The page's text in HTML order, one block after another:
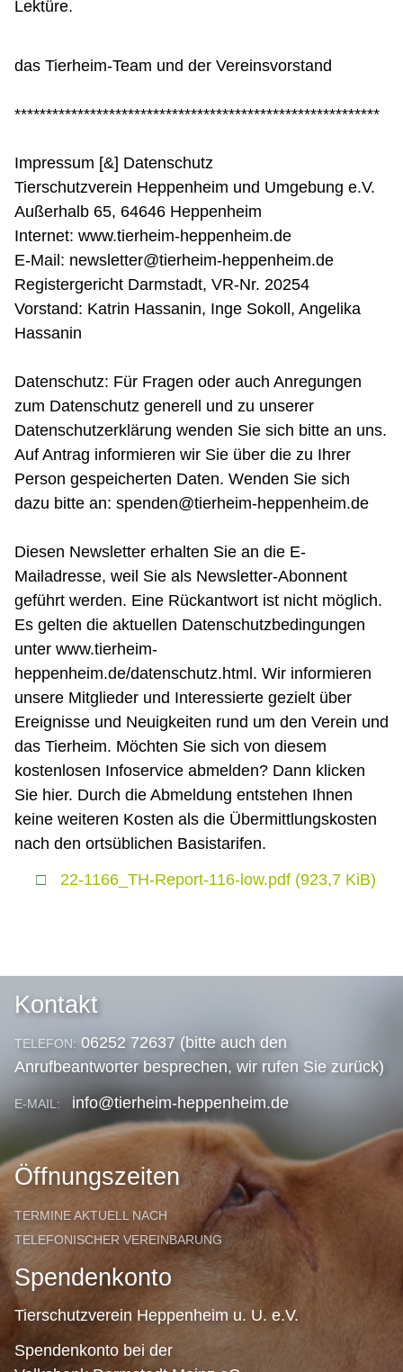
Lektüre.
das Tierheim-Team und der Vereinsvorstand
**********************************************************
Impressum [&] Datenschutz
Tierschutzverein Heppenheim und Umgebung e.V.
Außerhalb 65, 64646 Heppenheim
Internet: www.tierheim-heppenheim.de
E-Mail: newsletter@tierheim-heppenheim.de
Registergericht Darmstadt, VR-Nr. 20254
Vorstand: Katrin Hassanin, Inge Sokoll, Angelika
Hassanin
Datenschutz: Für Fragen oder auch Anregungen
zum Datenschutz generell und zu unserer
Datenschutzerklärung wenden Sie sich bitte an uns.
Auf Antrag informieren wir Sie über die zu Ihrer
Person gespeicherten Daten. Wenden Sie sich
dazu bitte an: spenden@tierheim-heppenheim.de
Diesen Newsletter erhalten Sie an die E-
Mailadresse, weil Sie als Newsletter-Abonnent
geführt werden. Eine Rückantwort ist nicht möglich.
Es gelten die aktuellen Datenschutzbedingungen
unter www.tierheim-
heppenheim.de/datenschutz.html. Wir informieren
unsere Mitglieder und Interessierte gezielt über
Ereignisse und Neuigkeiten rund um den Verein und
das Tierheim. Möchten Sie sich von diesem
kostenlosen Infoservice abmelden? Dann klicken
Sie hier. Durch die Abmeldung entstehen Ihnen
keine weiteren Kosten als die Übermittlungskosten
nach den ortsüblichen Basistarifen.
22-1166_TH-Report-116-low.pdf (923,7 KiB)
Kontakt
TELEFON: 06252 72637 (bitte auch den
Anrufbeantworter besprechen, wir rufen Sie zurück)
E-MAIL: info@tierheim-heppenheim.de
Öffnungszeiten
TERMINE AKTUELL NACH
TELEFONISCHER VEREINBARUNG
Spendenkonto
Tierschutzverein Heppenheim u. U. e.V.
Spendenkonto bei der